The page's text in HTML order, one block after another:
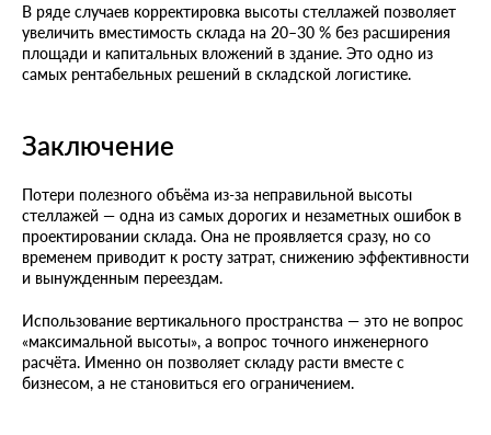
В ряде случаев корректировка высоты стеллажей позволяет
увеличить вместимость склада на 20–30 % без расширения
площади и капитальных вложений в здание. Это одно из
самых рентабельных решений в складской логистике.
Заключение
Потери полезного объёма из-за неправильной высоты
стеллажей — одна из самых дорогих и незаметных ошибок в
проектировании склада. Она не проявляется сразу, но со
временем приводит к росту затрат, снижению эффективности
и вынужденным переездам.
Использование вертикального пространства — это не вопрос
«максимальной высоты», а вопрос точного инженерного
расчёта. Именно он позволяет складу расти вместе с
бизнесом, а не становиться его ограничением.